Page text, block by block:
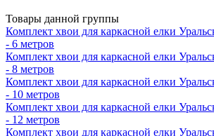
Товары данной группы
Комплект хвои для каркасной елки
- 6 метров
Комплект хвои для каркасной елки
- 8 метров
Комплект хвои для каркасной елки
- 10 метров
Комплект хвои для каркасной елки
- 12 метров
Комплект хвои для каркасной елки